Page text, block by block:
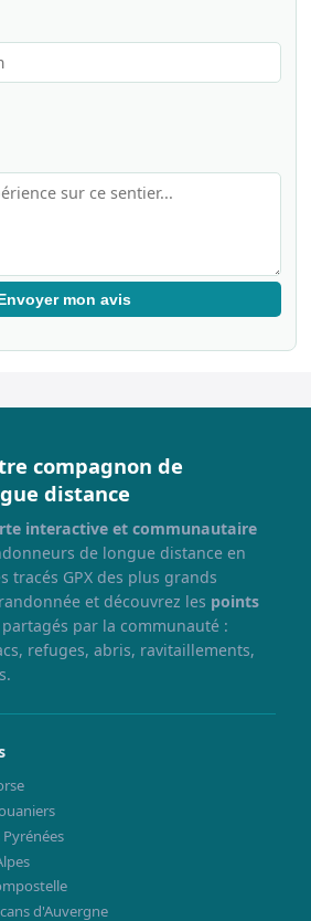
mon avis
compagnon de
distance
interactive et communautaire
de longue distance en
tracés GPX des plus grands
et découvrez les points
partagés par la communauté :
refuges, abris, ravitaillements,
d'Auvergne